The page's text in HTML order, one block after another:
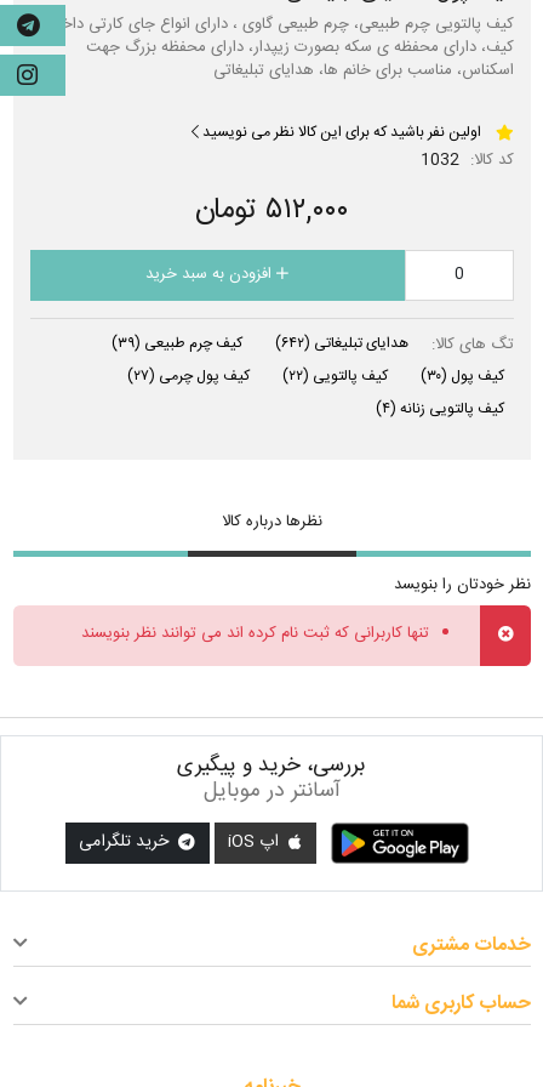
کیف پالتویی چرم طبیعی، چرم طبیعی گاوی ، دارای انواع جای کارتی داخل
کیف، دارای محفظه ی سکه بصورت زیپدار، دارای محفظه بزرگ جهت
اسکناس، مناسب برای خانم ها، هدایای تبلیغاتی
اولین نفر باشید که برای این کالا نظر می نویسید
کد کالا: 1032
۵۱۲,۰۰۰ تومان
افزودن به سبد خرید
تگ های کالا: هدایای تبلیغاتی (۶۴۲) کیف چرم طبیعی (۳۹)
کیف پول (۳۰) کیف پالتویی (۲۲) کیف پول چرمی (۲۷)
کیف پالتویی زنانه (۴)
نظرها درباره کالا
نظر خودتان را بنویسد
تنها کاربرانی که ثبت نام کرده اند می توانند نظر بنویسند
بررسی، خرید و پیگیری
آسانتر در موبایل
اپ iOS خرید تلگرامی
خدمات مشتری
حساب کاربری شما